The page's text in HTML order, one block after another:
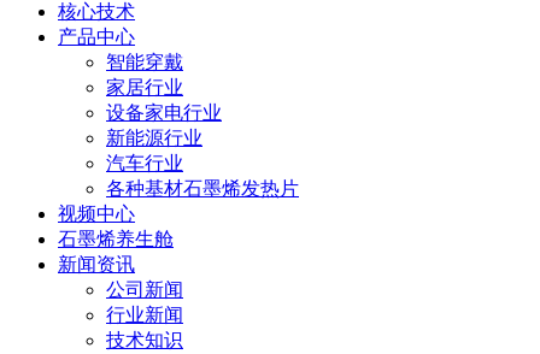
核心技术
产品中心
智能穿戴
家居行业
设备家电行业
新能源行业
汽车行业
各种基材石墨烯发热片
视频中心
石墨烯养生舱
新闻资讯
公司新闻
行业新闻
技术知识